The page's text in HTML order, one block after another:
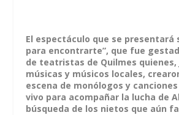
El espectáculo que se presentará
para encontrarte”, que fue
de teatristas de Quilmes
músicas y músicos locales,
escena de monólogos y
vivo para acompañar la lucha de
búsqueda de los nietos que aún